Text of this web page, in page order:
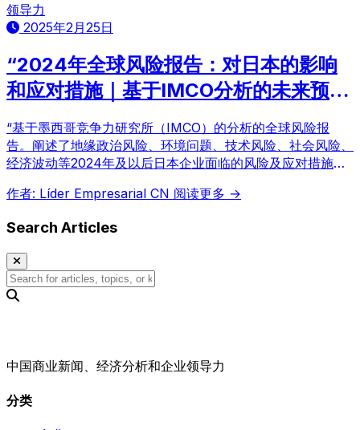
领导力
2025年2月25日
“2024年全球风险报告：对日本的影响
和应对措施｜基于IMCO分析的未来预
测”
“基于墨西哥竞争力研究所（IMCO）的分析的全球风险报
告。阐述了地缘政治风险、环境问题、技术风险、社会风险、
经济波动等2024年及以后日本企业面临的风险及应对措施。
作者: Líder Empresarial CN 阅读更多 →
Search Articles
中国商业新闻、经济分析和企业领导力
分类